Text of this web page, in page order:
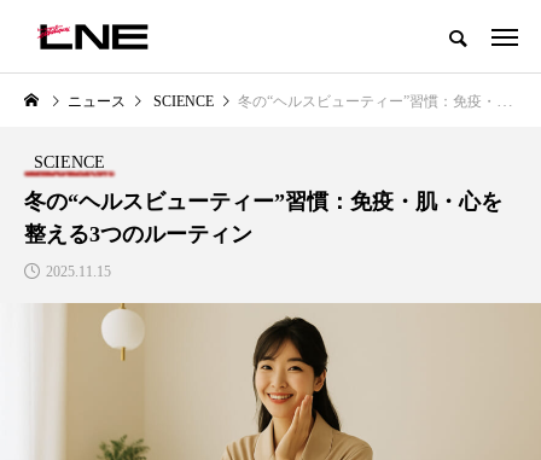
グローバルビューティ＆ヘルスケアビジネス誌
LIFESTYLE
SNSの「加工顔」と美容医療｜AI
がもたらす可能性とこれから
BUSINESS
GWI調査から読み解く2030年の
都市型スパ――身近なウェルネ
ニュース SCIENCE 冬の“ヘルスビューティー”習慣：免疫・肌・心を整える3つのルーティン
SCIENCE
冬の“ヘルスビューティー”習慣：免疫・肌・心を
整える3つのルーティン
2025.11.15